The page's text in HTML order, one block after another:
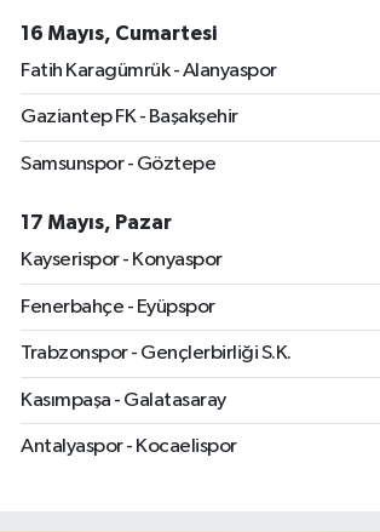
16 Mayıs, Cumartesi
Fatih Karagümrük - Alanyaspor
Gaziantep FK - Başakşehir
Samsunspor - Göztepe
17 Mayıs, Pazar
Kayserispor - Konyaspor
Fenerbahçe - Eyüpspor
Trabzonspor - Gençlerbirliği S.K.
Kasımpaşa - Galatasaray
Antalyaspor - Kocaelispor